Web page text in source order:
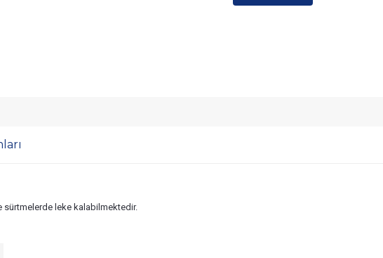
sürtmelerde leke kalabilmektedir.